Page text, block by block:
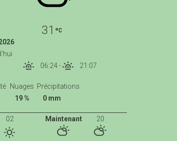
31
06:24- 21:07
Nuages
19 %
Précipitations
0 mm
Maintenant 20
02